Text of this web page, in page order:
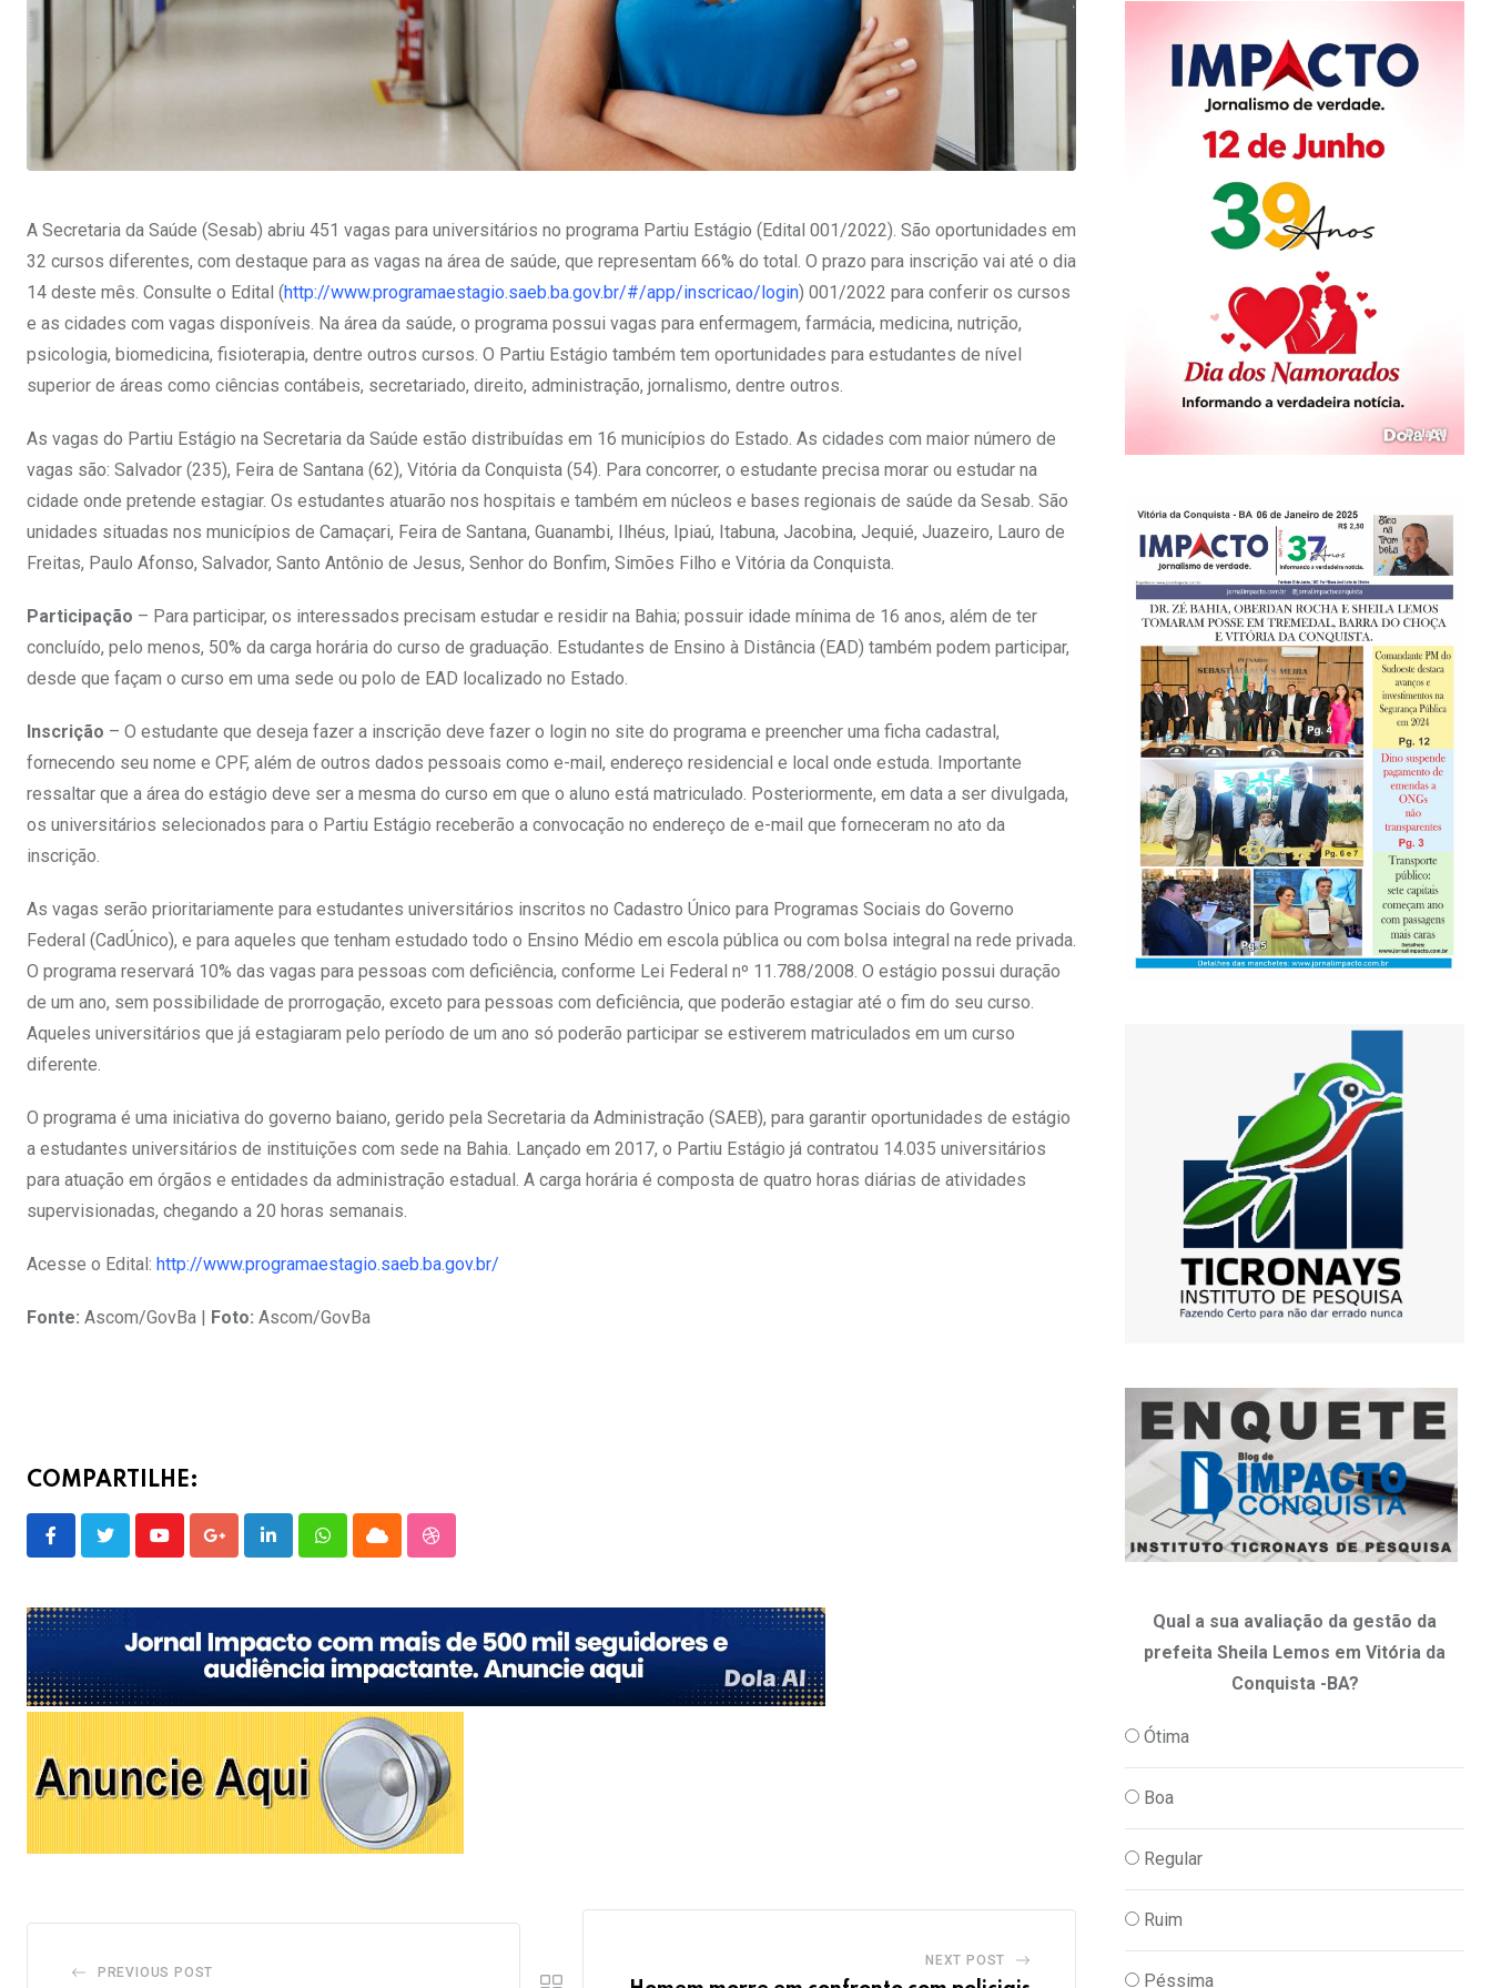
A Secretaria da Saúde (Sesab) abriu 451 vagas para universitários no programa Partiu Estágio (Edital 001/2022). São oportunidades em
32 cursos diferentes, com destaque para as vagas na área de saúde, que representam 66% do total. O prazo para inscrição vai até o dia
14 deste mês. Consulte o Edital (http://www.programaestagio.saeb.ba.gov.br/#/app/inscricao/login) 001/2022 para conferir os cursos
e as cidades com vagas disponíveis. Na área da saúde, o programa possui vagas para enfermagem, farmácia, medicina, nutrição,
psicologia, biomedicina, fisioterapia, dentre outros cursos. O Partiu Estágio também tem oportunidades para estudantes de nível
superior de áreas como ciências contábeis, secretariado, direito, administração, jornalismo, dentre outros.
As vagas do Partiu Estágio na Secretaria da Saúde estão distribuídas em 16 municípios do Estado. As cidades com maior número de
vagas são: Salvador (235), Feira de Santana (62), Vitória da Conquista (54). Para concorrer, o estudante precisa morar ou estudar na
cidade onde pretende estagiar. Os estudantes atuarão nos hospitais e também em núcleos e bases regionais de saúde da Sesab. São
unidades situadas nos municípios de Camaçari, Feira de Santana, Guanambi, Ilhéus, Ipiaú, Itabuna, Jacobina, Jequié, Juazeiro, Lauro de
Freitas, Paulo Afonso, Salvador, Santo Antônio de Jesus, Senhor do Bonfim, Simões Filho e Vitória da Conquista.
Participação – Para participar, os interessados precisam estudar e residir na Bahia; possuir idade mínima de 16 anos, além de ter
concluído, pelo menos, 50% da carga horária do curso de graduação. Estudantes de Ensino à Distância (EAD) também podem participar,
desde que façam o curso em uma sede ou polo de EAD localizado no Estado.
Inscrição – O estudante que deseja fazer a inscrição deve fazer o login no site do programa e preencher uma ficha cadastral,
fornecendo seu nome e CPF, além de outros dados pessoais como e-mail, endereço residencial e local onde estuda. Importante
ressaltar que a área do estágio deve ser a mesma do curso em que o aluno está matriculado. Posteriormente, em data a ser divulgada,
os universitários selecionados para o Partiu Estágio receberão a convocação no endereço de e-mail que forneceram no ato da
inscrição.
As vagas serão prioritariamente para estudantes universitários inscritos no Cadastro Único para Programas Sociais do Governo
Federal (CadÚnico), e para aqueles que tenham estudado todo o Ensino Médio em escola pública ou com bolsa integral na rede privada.
O programa reservará 10% das vagas para pessoas com deficiência, conforme Lei Federal nº 11.788/2008. O estágio possui duração
de um ano, sem possibilidade de prorrogação, exceto para pessoas com deficiência, que poderão estagiar até o fim do seu curso.
Aqueles universitários que já estagiaram pelo período de um ano só poderão participar se estiverem matriculados em um curso
diferente.
O programa é uma iniciativa do governo baiano, gerido pela Secretaria da Administração (SAEB), para garantir oportunidades de estágio
a estudantes universitários de instituições com sede na Bahia. Lançado em 2017, o Partiu Estágio já contratou 14.035 universitários
para atuação em órgãos e entidades da administração estadual. A carga horária é composta de quatro horas diárias de atividades
supervisionadas, chegando a 20 horas semanais.
Acesse o Edital: http://www.programaestagio.saeb.ba.gov.br/
Fonte: Ascom/GovBa | Foto: Ascom/GovBa
COMPARTILHE:
YoutubeGoogle+LinkedInWhatsappCloud StumbleUpon
PREVIOUS POST
NEXT POST
Qual a sua avaliação da gestão da
prefeita Sheila Lemos em Vitória da
Conquista -BA?
Ótima
Boa
Regular
Ruim
Péssima